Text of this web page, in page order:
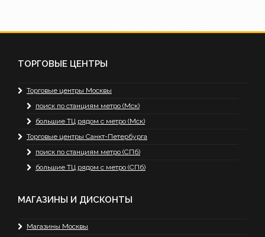
ТОРГОВЫЕ ЦЕНТРЫ
Торговые центры Москвы
поиск по станциям метро (Мск)
большие ТЦ рядом с метро (Мск)
Торговые центры Санкт-Петербурга
поиск по станциям метро (СПб)
большие ТЦ рядом с метро (СПб)
МАГАЗИНЫ И ДИСКОНТЫ
Магазины Москвы